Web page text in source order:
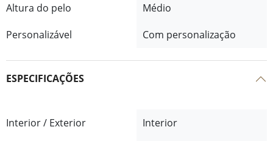
Altura do pelo
Médio
Personalizável
Com personalização
ESPECIFICAÇÕES
Interior / Exterior Interior